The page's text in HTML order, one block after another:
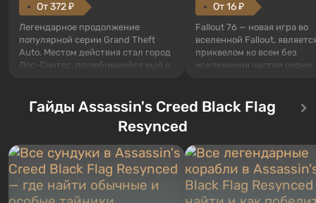
От 372 ₽
Легендарное продолжение
популярной серии Grand Theft
Auto. Местом действия стал город
Лос-Сантос, полюбившийся ещё в
сразу трех персонажей: Майкла,
Тревора и Франклина, между
Жанр и...
От 16 ₽
Fallout 76 — новая игра во
вселенной Fallout,
приквелом ко всем без
исключения частям серии.
Оно же, по задумке
Vault-Tec, должно
Место действия Fallout...
Гайды Assassin's Creed Black Flag
Resynced